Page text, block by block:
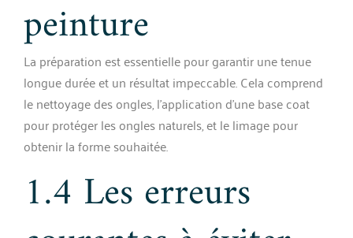
peinture
La préparation est essentielle pour garantir une tenue
longue durée et un résultat impeccable. Cela comprend
le nettoyage des ongles, l’application d’une base coat
pour protéger les ongles naturels, et le limage pour
obtenir la forme souhaitée.
1.4 Les erreurs